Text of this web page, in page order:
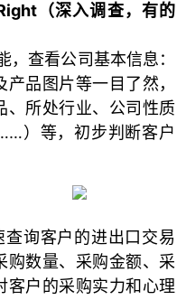
（深入调查，有的
，查看公司基本信息：
品图片等一目了然，
、所处行业、公司性质
）等，初步判断客户
询客户的进出口交易
购数量、采购金额、采
客户的采购实力和心理